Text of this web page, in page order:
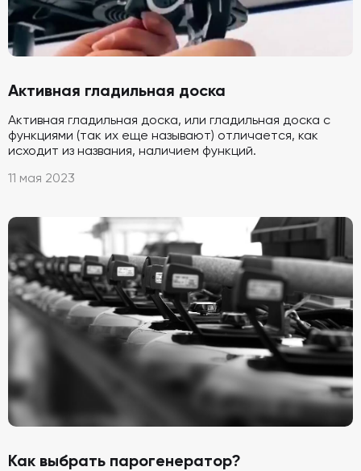
Активная гладильная доска
Активная гладильная доска, или гладильная доска с
функциями (так их еще называют) отличается, как
исходит из названия, наличием функций.
11 мая 2023
Как выбрать парогенератор?